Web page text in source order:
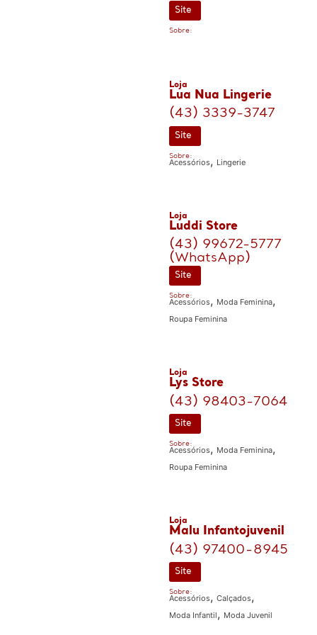
Site
Sobre:
Loja
Lua Nua Lingerie
(43) 3339-3747
Site
Sobre:
Acessórios, Lingerie
Loja
Luddi Store
(43) 99672-5777
(WhatsApp)
Site
Sobre:
Acessórios, Moda Feminina,
Roupa Feminina
Loja
Lys Store
(43) 98403-7064
Site
Sobre:
Acessórios, Moda Feminina,
Roupa Feminina
Loja
Malu Infantojuvenil
(43) 97400-8945
Site
Sobre:
Acessórios, Calçados,
Moda Infantil, Moda Juvenil